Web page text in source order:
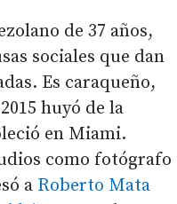
de 37 años,
sociales que dan
Es caraqueño,
huyó de la
en Miami.
como fotógrafo
a Roberto Mata